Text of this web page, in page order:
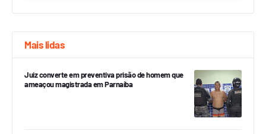
Mais lidas
Juiz converte em preventiva prisão de homem que
ameaçou magistrada em Parnaíba